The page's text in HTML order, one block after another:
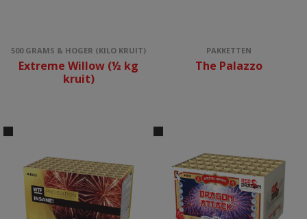
500 GRAMS & HOGER (KILO KRUIT)
Extreme Willow (½ kg
kruit)
PAKKETTEN
The Palazzo